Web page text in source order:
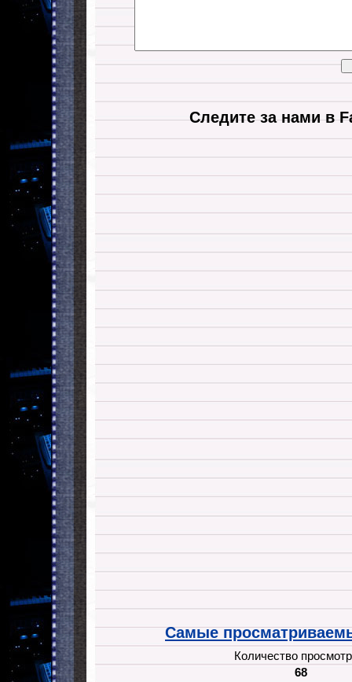
Следите за нами в
Самые
Количество
68